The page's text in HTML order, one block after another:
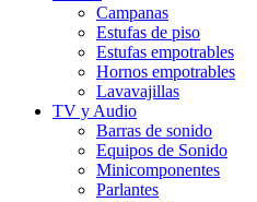
Campanas
Estufas de piso
Estufas empotrables
Hornos empotrables
Lavavajillas
TV y Audio
Barras de sonido
Equipos de Sonido
Minicomponentes
Parlantes